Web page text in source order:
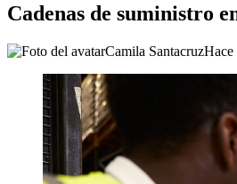
Cadenas de suministro
Camila SantacruzHace